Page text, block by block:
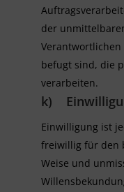
der
befugt sind, die
verarbeiten.
k)
Einwilligung ist
freiwillig für den
Weise und